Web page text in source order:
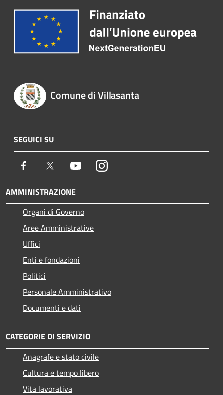
Comune di Villasanta
SEGUICI SU
Facebook Twitter YoutubeInstagram
AMMINISTRAZIONE
Organi di Governo
Aree Amministrative
Uffici
Enti e fondazioni
Politici
Personale Amministrativo
Documenti e dati
CATEGORIE DI SERVIZIO
Anagrafe e stato civile
Cultura e tempo libero
Vita lavorativa